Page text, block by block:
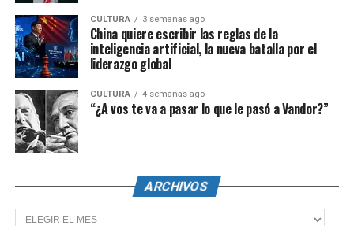
CULTURA 3 semanas ago
China quiere escribir las reglas de la
inteligencia artificial, la nueva batalla por el
liderazgo global
CULTURA 4 semanas ago
“¿A vos te va a pasar lo que le pasó a Vandor?”
ARCHIVOS
Archivos